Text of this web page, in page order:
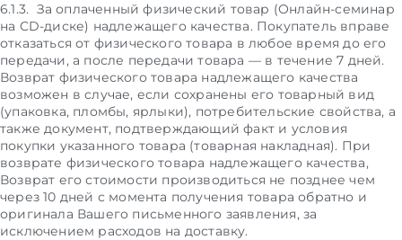
6.1.3. За оплаченный физический товар (Онлайн-семинар
на CD-диске) надлежащего качества. Покупатель вправе
отказаться от физического товара в любое время до его
передачи, а после передачи товара — в течение 7 дней.
Возврат физического товара надлежащего качества
возможен в случае, если сохранены его товарный вид
(упаковка, пломбы, ярлыки), потребительские свойства, а
также документ, подтверждающий факт и условия
покупки указанного товара (товарная накладная). При
возврате физического товара надлежащего качества,
Возврат его стоимости производиться не позднее чем
через 10 дней с момента получения товара обратно и
оригинала Вашего письменного заявления, за
исключением расходов на доставку.